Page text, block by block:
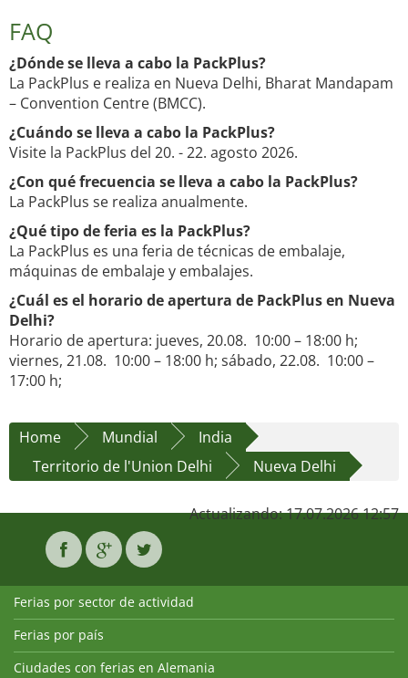
FAQ
¿Dónde se lleva a cabo la PackPlus?
La PackPlus e realiza en Nueva Delhi, Bharat Mandapam
– Convention Centre (BMCC).
¿Cuándo se lleva a cabo la PackPlus?
Visite la PackPlus del 20. - 22. agosto 2026.
¿Con qué frecuencia se lleva a cabo la PackPlus?
La PackPlus se realiza anualmente.
¿Qué tipo de feria es la PackPlus?
La PackPlus es una feria de técnicas de embalaje,
máquinas de embalaje y embalajes.
¿Cuál es el horario de apertura de PackPlus en Nueva
Delhi?
Horario de apertura: jueves, 20.08. 10:00 – 18:00 h;
viernes, 21.08. 10:00 – 18:00 h; sábado, 22.08. 10:00 –
17:00 h;
Home Mundial
India
Territorio de l'Union Delhi
Nueva Delhi
Actualizando: 17.07.2026 12:57
Ferias por sector de actividad
Ferias por país
Ciudades con ferias en Alemania